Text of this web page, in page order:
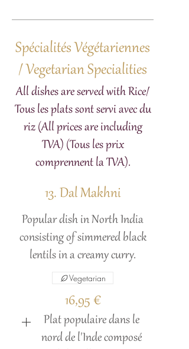
Spécialités Végétariennes
/ Vegetarian Specialities
All dishes are served with Rice/
Tous les plats sont servi avec du
riz (All prices are including
TVA) (Tous les prix
comprennent la TVA).
13. Dal Makhni
Popular dish in North India
consisting of simmered black
lentils in a creamy curry.
16,95 €
Vegetarian
Plat populaire dans le
nord de l'Inde composé